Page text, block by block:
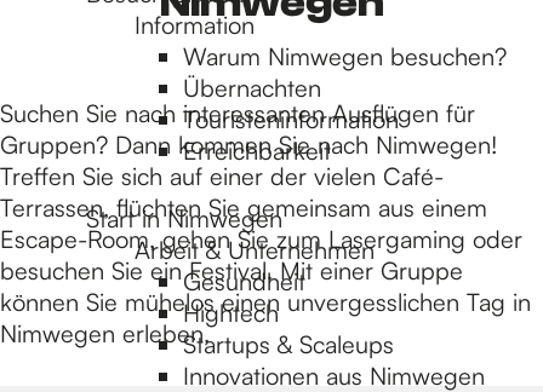
Information
Warum Nimwegen besuchen?
Übernachten
Touristeninformation
Erreichbarkeit
Start in Nimwegen
Arbeit & Unternehmen
Gesundheit
Hightech
Startups & Scaleups
Innovationen aus Nimwegen
Suchen Sie nach interessanten Ausflügen für
Gruppen? Dann kommen Sie nach Nimwegen!
Treffen Sie sich auf einer der vielen Café-
Terrassen, flüchten Sie gemeinsam aus einem
Escape-Room, gehen Sie zum Lasergaming oder
besuchen Sie ein Festival. Mit einer Gruppe
können Sie mühelos einen unvergesslichen Tag in
Nimwegen erleben.